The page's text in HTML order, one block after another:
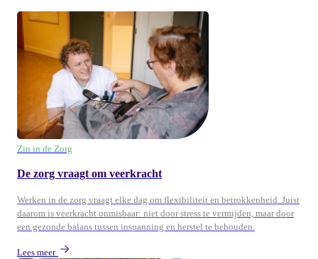
Zin in de Zorg
De zorg vraagt om veerkracht
Werken in de zorg vraagt elke dag om flexibiliteit en betrokkenheid. Juist
daarom is veerkracht onmisbaar: niet door stress te vermijden, maar door
een gezonde balans tussen inspanning en herstel te behouden.
Lees meer